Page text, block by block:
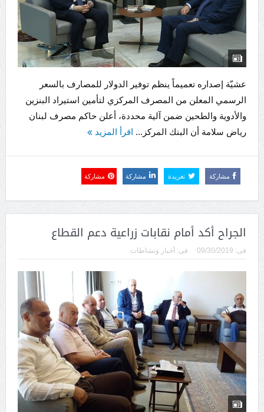
عشيّة إصداره تعميماً ينظم توفير الدولار للمصارف بالسعر
الرسمي المعلن من المصرف المركزي لتأمين استيراد البنزين
والأدوية والطحين ضمن آلية محددة، أعلن حاكم مصرف لبنان
رياض سلامة أن البنك المركز... اقرأ المزيد
مشاركة تغريدة مشاركة مشاركة
الجراح أكد أمام نقابات زراعية دعم القطاع
فى: 09/30/2019 فى: أخبار ونشاطات